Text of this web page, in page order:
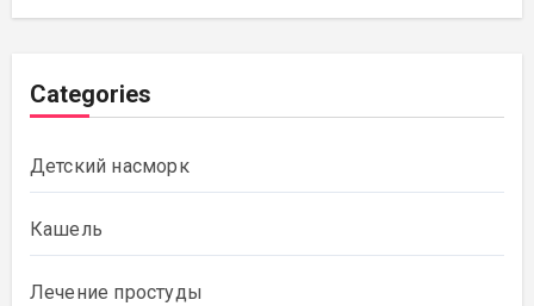
Categories
Детский насморк
Кашель
Лечение простуды